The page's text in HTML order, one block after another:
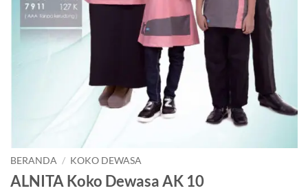
BERANDA / KOKO DEWASA
ALNITA Koko Dewasa AK 10